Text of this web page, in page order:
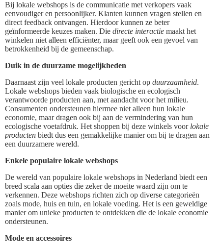
Bij lokale webshops is de communicatie met verkopers vaak
eenvoudiger en persoonlijker. Klanten kunnen vragen stellen en
direct feedback ontvangen. Hierdoor kunnen ze beter
geïnformeerde keuzes maken. Die directe interactie maakt het
winkelen niet alleen efficiënter, maar geeft ook een gevoel van
betrokkenheid bij de gemeenschap.
Duik in de duurzame mogelijkheden
Daarnaast zijn veel lokale producten gericht op duurzaamheid.
Lokale webshops bieden vaak biologische en ecologisch
verantwoorde producten aan, met aandacht voor het milieu.
Consumenten ondersteunen hiermee niet alleen hun lokale
economie, maar dragen ook bij aan de vermindering van hun
ecologische voetafdruk. Het shoppen bij deze winkels voor lokale
producten biedt dus een gemakkelijke manier om bij te dragen aan
een duurzamere wereld.
Enkele populaire lokale webshops
De wereld van populaire lokale webshops in Nederland biedt een
breed scala aan opties die zeker de moeite waard zijn om te
verkennen. Deze webshops richten zich op diverse categorieën
zoals mode, huis en tuin, en lokale voeding. Het is een geweldige
manier om unieke producten te ontdekken die de lokale economie
ondersteunen.
Mode en accessoires